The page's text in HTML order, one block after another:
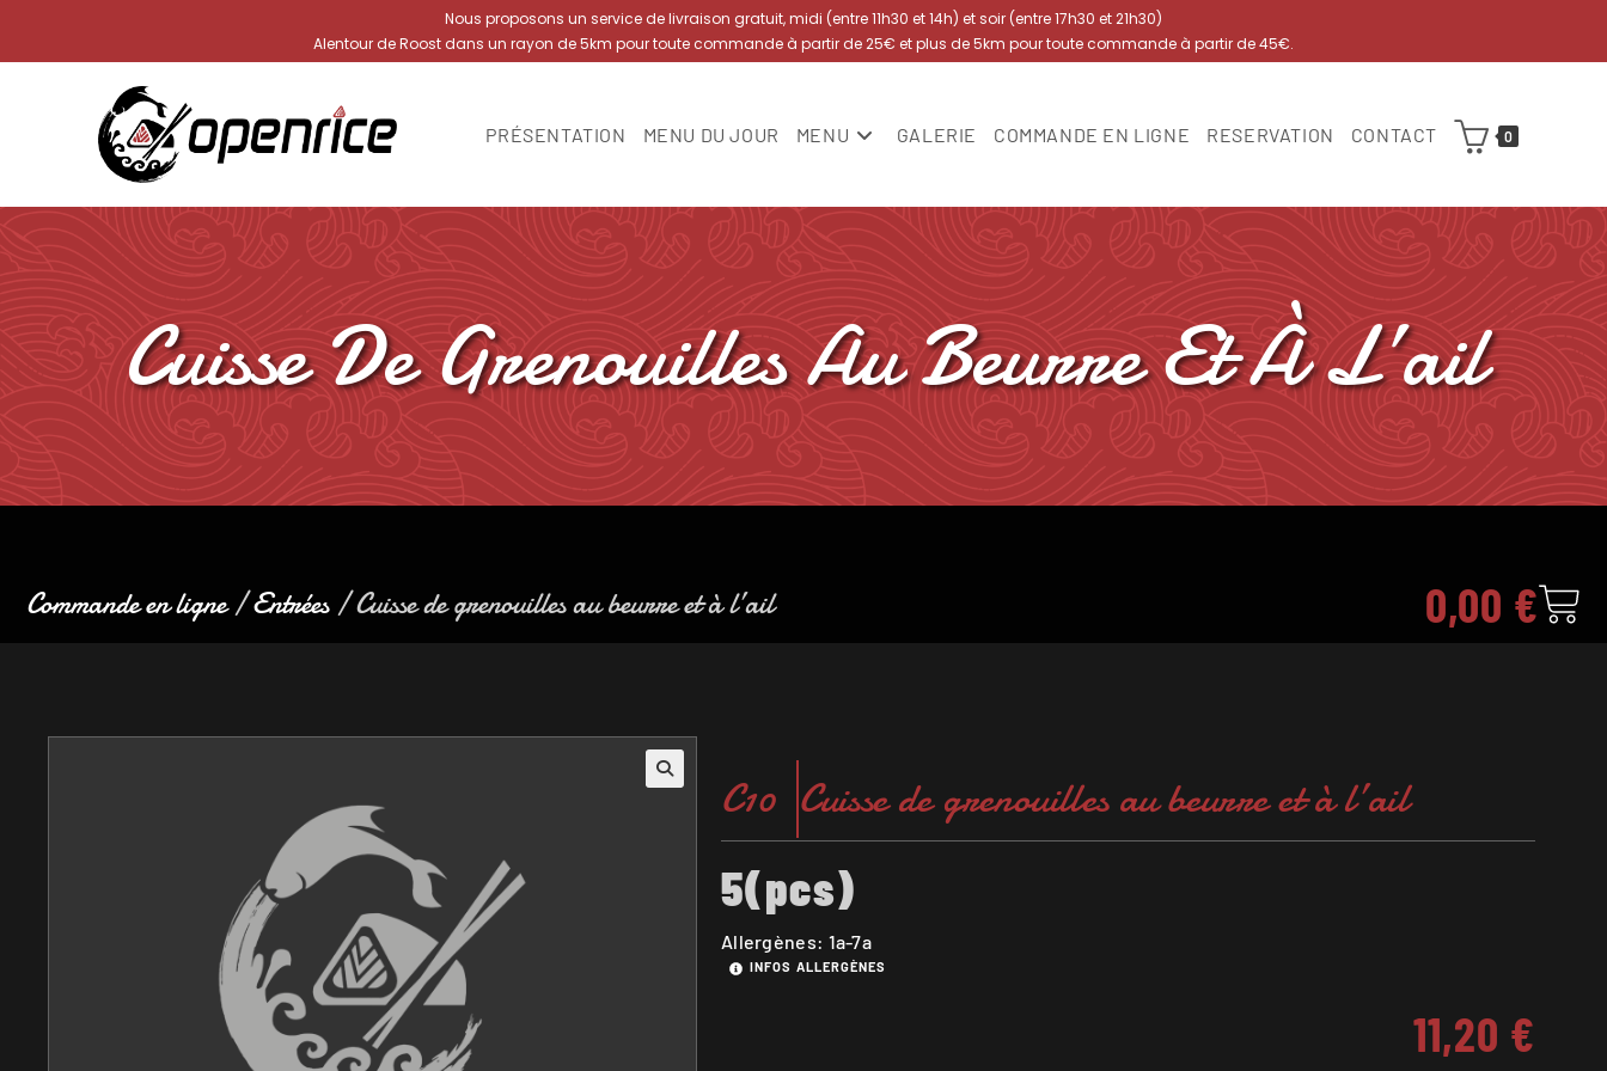
Nous proposons un service de livraison gratuit, midi (entre 11h30 et 14h) et soir (entre 17h30 et 21h30)
Alentour de Roost dans un rayon de 5km pour toute commande à partir de 25€ et plus de 5km pour toute commande à partir de 45€.
PRÉSENTATION MENU DU JOUR MENU GALERIE COMMANDE EN LIGNE RESERVATION CONTACT 0
Cuisse De Grenouilles Au Beurre Et À L’ail
Commande en ligne/Entrées/ Cuisse de grenouilles au beurre et à l’ail 0,00 €
C10 Cuisse de grenouilles au beurre et à l’ail
5(pcs)
Allergènes: 1a-7a
INFOS ALLERGÈNES
11,20 €